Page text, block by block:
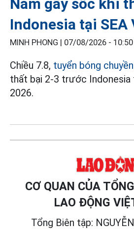
Nam gây sốc khi
Indonesia tại SEA
MINH PHONG | 07/08/2026 - 10:50
Chiều 7.8, tuyển bóng
thất bại 2-3 trước Indonesia
2026.
CƠ QUAN CỦA
LAO ĐỘNG
Tổng Biên tập: